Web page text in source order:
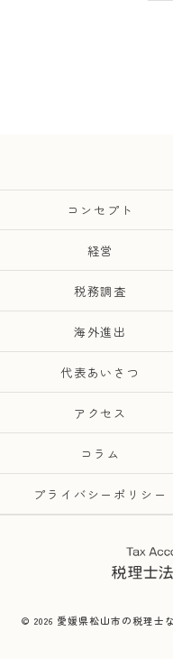
コンセプト
経営
税務調査
海外進出
代表あいさつ
アクセス
コラム
プライバシーポリシー
© 2026 愛媛県松山市の税理士